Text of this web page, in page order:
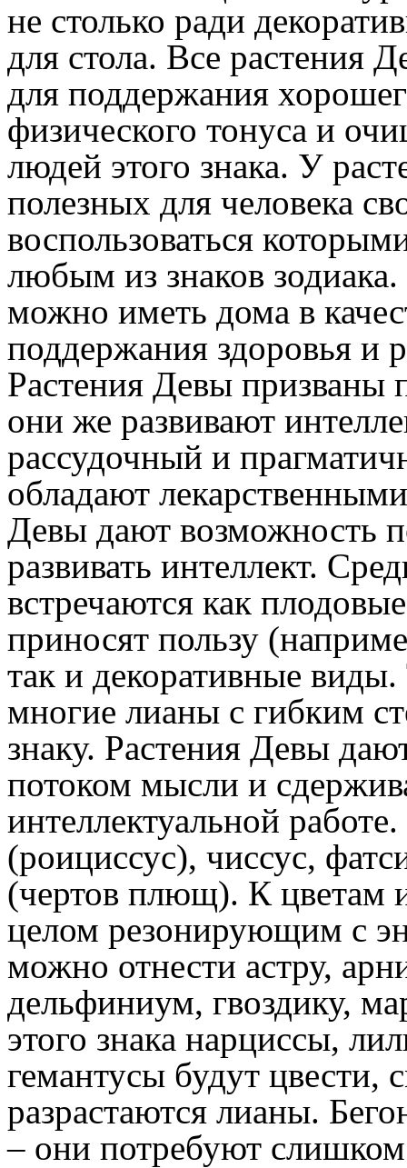
не столько ради
для стола. Все растения
для поддержания
физического тонуса и
людей этого знака. У
полезных для человека
воспользоваться
любым из знаков
можно иметь дома в
поддержания здоровья и
Растения Девы призваны
они же развивают
рассудочный и
обладают
Девы дают возможность
развивать интеллект.
встречаются как
приносят пользу
так и декоративные
многие лианы с гибким
знаку. Растения Девы
потоком мысли и
интеллектуальной
(роициссус), чиссус,
(чертов плющ). К цветам
целом резонирующим с
можно отнести астру,
дельфиниум, гвоздику,
этого знака нарциссы,
гемантусы будут цвести,
разрастаются лианы.
– они потребуют